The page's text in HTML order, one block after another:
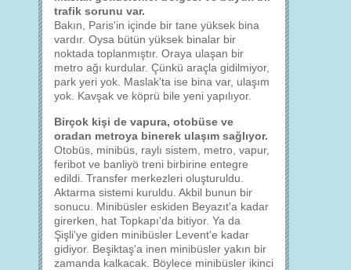
trafik sorunu var.
Bakın, Paris'in içinde bir tane yüksek bina
vardır. Oysa bütün yüksek binalar bir
noktada toplanmıştır. Oraya ulaşan bir
metro ağı kurdular. Çünkü araçla gidilmiyor,
park yeri yok. Maslak'ta ise bina var, ulaşım
yok. Kavşak ve köprü bile yeni yapılıyor.
Birçok kişi de vapura, otobüse ve
oradan metroya binerek ulaşım sağlıyor.
Otobüs, minibüs, raylı sistem, metro, vapur,
feribot ve banliyö treni birbirine entegre
edildi. Transfer merkezleri oluşturuldu.
Aktarma sistemi kuruldu. Akbil bunun bir
sonucu. Minibüsler eskiden Beyazıt'a kadar
girerken, hat Topkapı'da bitiyor. Ya da
Şişli'ye giden minibüsler Levent'e kadar
gidiyor. Beşiktaş'a inen minibüsler yakın bir
zamanda kalkacak. Böylece minibüsler ikinci